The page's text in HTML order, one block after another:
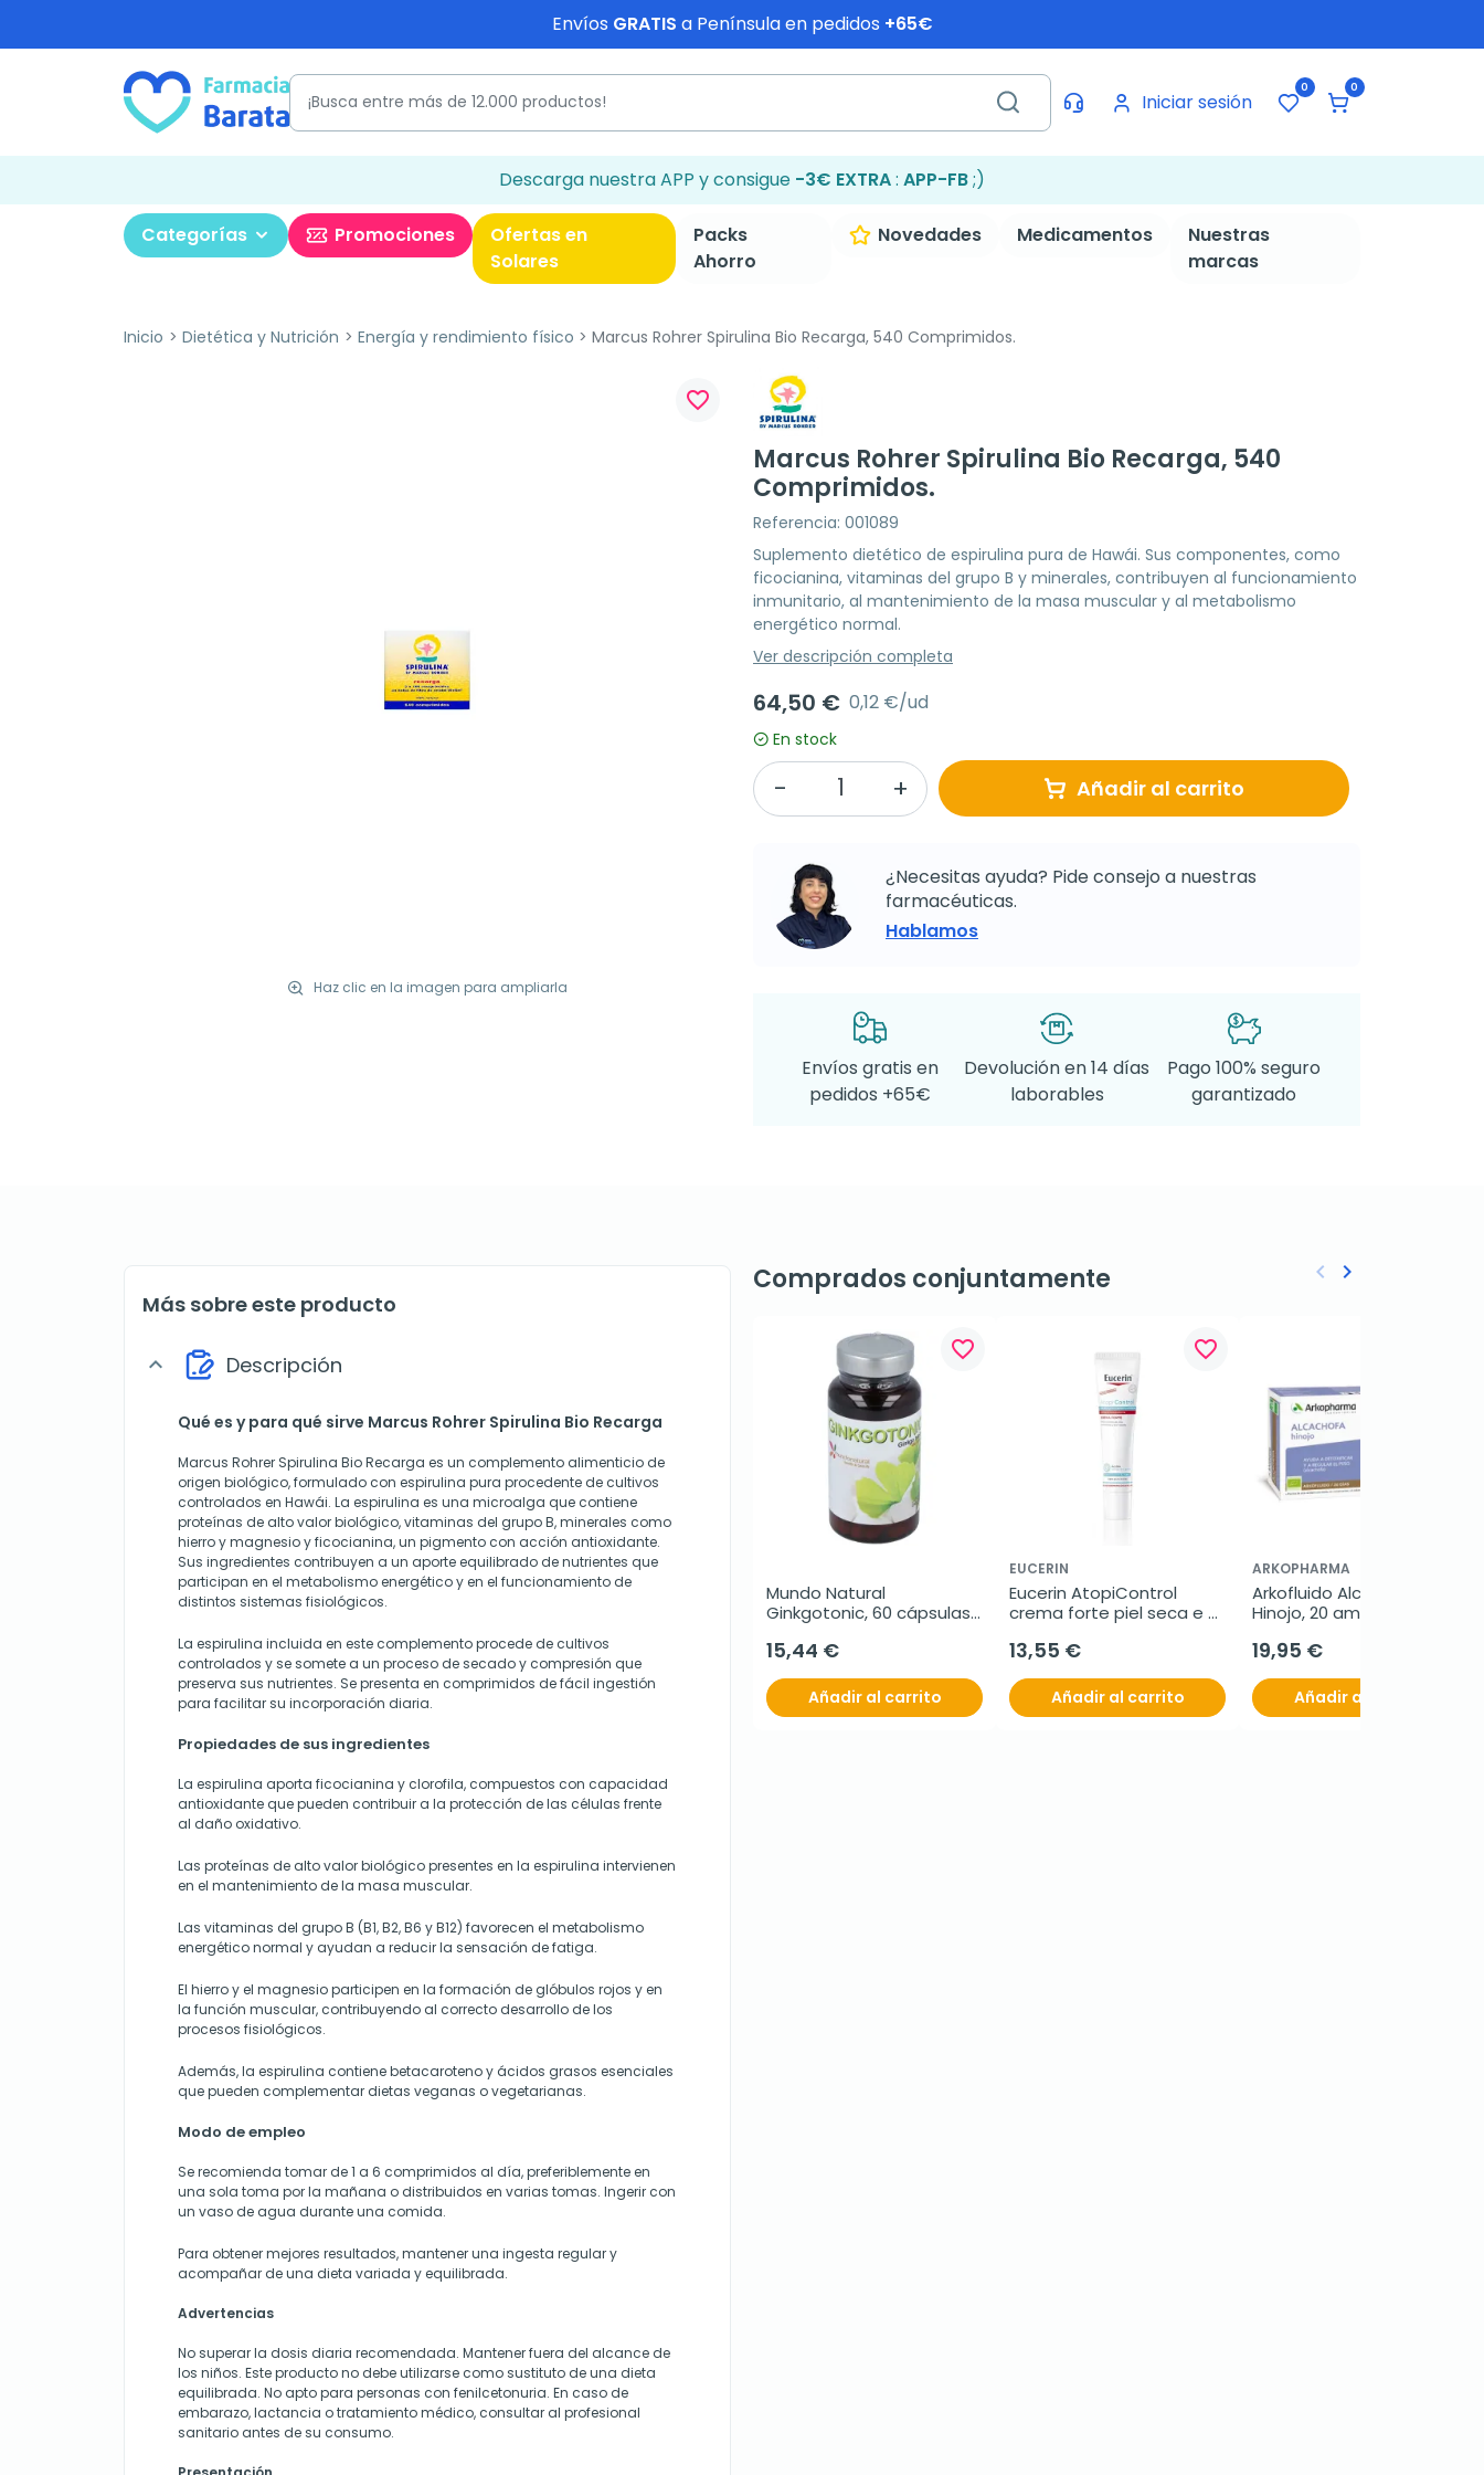
Envíos GRATIS a Península en pedidos +65€
Iniciar sesión
0 0
Descarga nuestra APP y consigue -3€ EXTRA: APP-FB;)
Categorías Promociones
Ofertas en
Solares
Packs
Ahorro
Novedades Medicamentos
Nuestras
marcas
Inicio Dietética y Nutrición Energía y rendimiento físico Marcus Rohrer Spirulina Bio Recarga, 540 Comprimidos.
Haz clic en la imagen para ampliarla
favorite_border
Marcus Rohrer Spirulina Bio Recarga, 540
Comprimidos.
Referencia: 001089
Suplemento dietético de espirulina pura de Hawái. Sus componentes, como
ficocianina, vitaminas del grupo B y minerales, contribuyen al funcionamiento
inmunitario, al mantenimiento de la masa muscular y al metabolismo
energético normal.
Ver descripción completa
64,50 € 0,12 €/ud
En stock
Añadir al carrito
¿Necesitas ayuda? Pide consejo a nuestras
farmacéuticas.
Hablamos
Envíos gratis en
pedidos +65€
Devolución en 14 días
laborables
Pago 100% seguro
garantizado
Más sobre este producto
expand_more Descripción
Qué es y para qué sirve Marcus Rohrer Spirulina Bio Recarga
Marcus Rohrer Spirulina Bio Recarga es un complemento alimenticio de
origen biológico, formulado con espirulina pura procedente de cultivos
controlados en Hawái. La espirulina es una microalga que contiene
proteínas de alto valor biológico, vitaminas del grupo B, minerales como
hierro y magnesio y ficocianina, un pigmento con acción antioxidante.
Sus ingredientes contribuyen a un aporte equilibrado de nutrientes que
participan en el metabolismo energético y en el funcionamiento de
distintos sistemas fisiológicos.
La espirulina incluida en este complemento procede de cultivos
controlados y se somete a un proceso de secado y compresión que
preserva sus nutrientes. Se presenta en comprimidos de fácil ingestión
para facilitar su incorporación diaria.
Propiedades de sus ingredientes
La espirulina aporta ficocianina y clorofila, compuestos con capacidad
antioxidante que pueden contribuir a la protección de las células frente
al daño oxidativo.
Las proteínas de alto valor biológico presentes en la espirulina intervienen
en el mantenimiento de la masa muscular.
Las vitaminas del grupo B (B1, B2, B6 y B12) favorecen el metabolismo
energético normal y ayudan a reducir la sensación de fatiga.
El hierro y el magnesio participen en la formación de glóbulos rojos y en
la función muscular, contribuyendo al correcto desarrollo de los
procesos fisiológicos.
Además, la espirulina contiene betacaroteno y ácidos grasos esenciales
que pueden complementar dietas veganas o vegetarianas.
Modo de empleo
Se recomienda tomar de 1 a 6 comprimidos al día, preferiblemente en
una sola toma por la mañana o distribuidos en varias tomas. Ingerir con
un vaso de agua durante una comida.
Para obtener mejores resultados, mantener una ingesta regular y
acompañar de una dieta variada y equilibrada.
Advertencias
No superar la dosis diaria recomendada. Mantener fuera del alcance de
los niños. Este producto no debe utilizarse como sustituto de una dieta
equilibrada. No apto para personas con fenilcetonuria. En caso de
embarazo, lactancia o tratamiento médico, consultar al profesional
sanitario antes de su consumo.
Comprados conjuntamente
favorite_border
Mundo Natural
Ginkgotonic, 60 cápsulas
15,44 €
Añadir al carrito
favorite_border
EUCERIN
Eucerin AtopiControl
crema forte piel seca e
13,55 €
Añadir al carrito
ARKOPHARMA
Arkofluido Alcachofa -
Hinojo, 20 ampollas
19,95 €
Añadir al carrito
Anterior
keyboard_arrow_left Siguiente
keyboard_arrow_right